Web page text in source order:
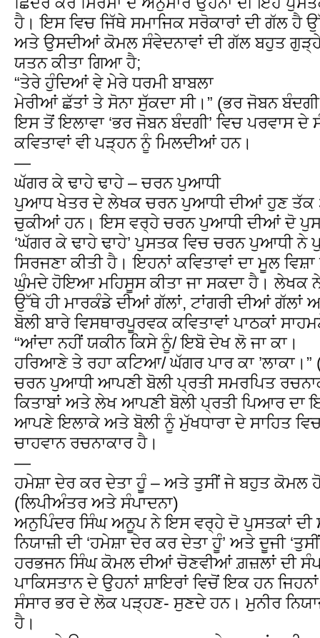
ਹੈ। ਇਸ ਵਿਚ ਜਿੱਥੇ ਸਮਾਜਿਕ ਸਰੋਕਾਰਾਂ ਦੀ ਗੱਲ ਹੈ
ਅਤੇ ਉਸਦੀਆਂ ਕੋਮਲ ਸੰਵੇਦਨਾਵਾਂ ਦੀ ਗੱਲ ਬਹੁਤ ਗੁੜ੍ਹੇ
ਯਤਨ ਕੀਤਾ ਗਿਆ ਹੈ;
“ਤੇਰੇ ਹੁੰਦਿਆਂ ਵੇ ਮੇਰੇ ਧਰਮੀ ਬਾਬਲਾ
ਮੇਰੀਆਂ ਛੱਤਾਂ ਤੇ ਸੋਨਾ ਸੁੱਕਦਾ ਸੀ।” (ਭਰ ਜੋਬਨ
ਇਸ ਤੋਂ ਇਲਾਵਾ ‘ਭਰ ਜੋਬਨ ਬੰਦਗੀ’ ਵਿਚ ਪਰਵਾਸ
ਕਵਿਤਾਵਾਂ ਵੀ ਪੜ੍ਹਨ ਨੂੰ ਮਿਲਦੀਆਂ ਹਨ।
—
ਘੱਗਰ ਕੇ ਢਾਹੇ ਢਾਹੇ – ਚਰਨ ਪੁਆਧੀ
ਪੁਆਧ ਖੇਤਰ ਦੇ ਲੇਖਕ ਚਰਨ ਪੁਆਧੀ ਦੀਆਂ ਹੁਣ ਤੱਕ
ਚੁਕੀਆਂ ਹਨ। ਇਸ ਵਰ੍ਹੇ ਚਰਨ ਪੁਆਧੀ ਦੀਆਂ ਦੋ
‘ਘੱਗਰ ਕੇ ਢਾਹੇ ਢਾਹੇ’ ਪੁਸਤਕ ਵਿਚ ਚਰਨ ਪੁਆਧੀ ਨੇ
ਸਿਰਜਣਾ ਕੀਤੀ ਹੈ। ਇਹਨਾਂ ਕਵਿਤਾਵਾਂ ਦਾ ਮੂਲ
ਘੁੰਮਦੇ ਹੋਇਆ ਮਹਿਸੂਸ ਕੀਤਾ ਜਾ ਸਕਦਾ ਹੈ। ਲੇਖਕ
ਉੱਥੇ ਹੀ ਮਾਰਕੰਡੇ ਦੀਆਂ ਗੱਲਾਂ, ਟਾਂਗਰੀ ਦੀਆਂ ਗੱਲਾਂ
ਬੋਲੀ ਬਾਰੇ ਵਿਸਥਾਰਪੂਰਵਕ ਕਵਿਤਾਵਾਂ ਪਾਠਕਾਂ
“ਆਂਦਾ ਨਹੀਂ ਯਕੀਨ ਕਿਸੇ ਨੂੰ/ ਇਬੋ ਦੇਖ ਲੋ ਜਾ ਕਾ।
ਹਰਿਆਣੇ ਤੇ ਰਹਾ ਕਟਿਆ/ ਘੱਗਰ ਪਾਰ ਕਾ ’ਲਾਕਾ।”
ਚਰਨ ਪੁਆਧੀ ਆਪਣੀ ਬੋਲੀ ਪ੍ਰਤੀ ਸਮਰਪਿਤ
ਕਿਤਾਬਾਂ ਅਤੇ ਲੇਖ ਆਪਣੀ ਬੋਲੀ ਪ੍ਰਤੀ ਪਿਆਰ ਦਾ
ਆਪਣੇ ਇਲਾਕੇ ਅਤੇ ਬੋਲੀ ਨੂੰ ਮੁੱਖਧਾਰਾ ਦੇ ਸਾਹਿਤ
ਚਾਹਵਾਨ ਰਚਨਾਕਾਰ ਹੈ।
—
ਹਮੇਸ਼ਾ ਦੇਰ ਕਰ ਦੇਤਾ ਹੂੰ – ਅਤੇ ਤੁਸੀਂ ਜੇ ਬਹੁਤ ਕੋਮਲ
(ਲਿਪੀਅੰਤਰ ਅਤੇ ਸੰਪਾਦਨਾ)
ਅਨੁਪਿੰਦਰ ਸਿੰਘ ਅਨੂਪ ਨੇ ਇਸ ਵਰ੍ਹੇ ਦੋ ਪੁਸਤਕਾਂ ਦੀ
ਨਿਯਾਜ਼ੀ ਦੀ ‘ਹਮੇਸ਼ਾ ਦੇਰ ਕਰ ਦੇਤਾ ਹੂੰ’ ਅਤੇ ਦੂਜੀ
ਹਰਭਜਨ ਸਿੰਘ ਕੋਮਲ ਦੀਆਂ ਚੋਣਵੀਆਂ ਗ਼ਜ਼ਲਾਂ ਦੀ
ਪਾਕਿਸਤਾਨ ਦੇ ਉਹਨਾਂ ਸ਼ਾਇਰਾਂ ਵਿਚੋਂ ਇਕ ਹਨ
ਸੰਸਾਰ ਭਰ ਦੇ ਲੋਕ ਪੜ੍ਹਣ- ਸੁਣਦੇ ਹਨ। ਮੁਨੀਰ
ਹੈ।